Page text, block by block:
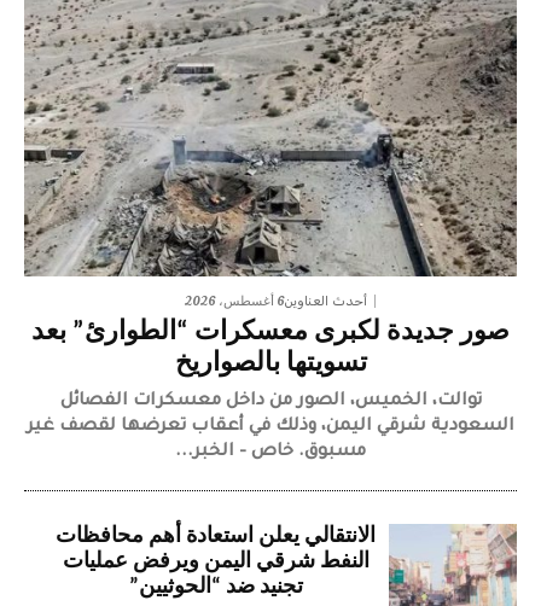
أحدث العناوين6 أغسطس، 2026
صور جديدة لكبرى معسكرات “الطوارئ” بعد
تسويتها بالصواريخ
توالت، الخميس، الصور من داخل معسكرات الفصائل
السعودية شرقي اليمن، وذلك في أعقاب تعرضها لقصف غير
مسبوق. خاص – الخبر...
الانتقالي يعلن استعادة أهم محافظات
النفط شرقي اليمن ويرفض عمليات
تجنيد ضد “الحوثيين”